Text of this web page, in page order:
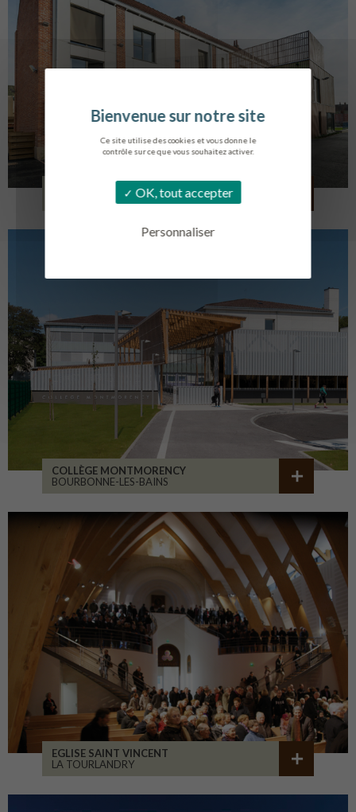
Ce site utilise des cookies et vous donne le
contrôle sur ce que vous souhaitez activer.
OK, tout accepter
Personnaliser
LOG. JEUNES TRAVAILLEURS
COLLÈGE MONTMORENCY
BOURBONNE-LES-BAINS
EGLISE SAINT VINCENT
LA TOURLANDRY